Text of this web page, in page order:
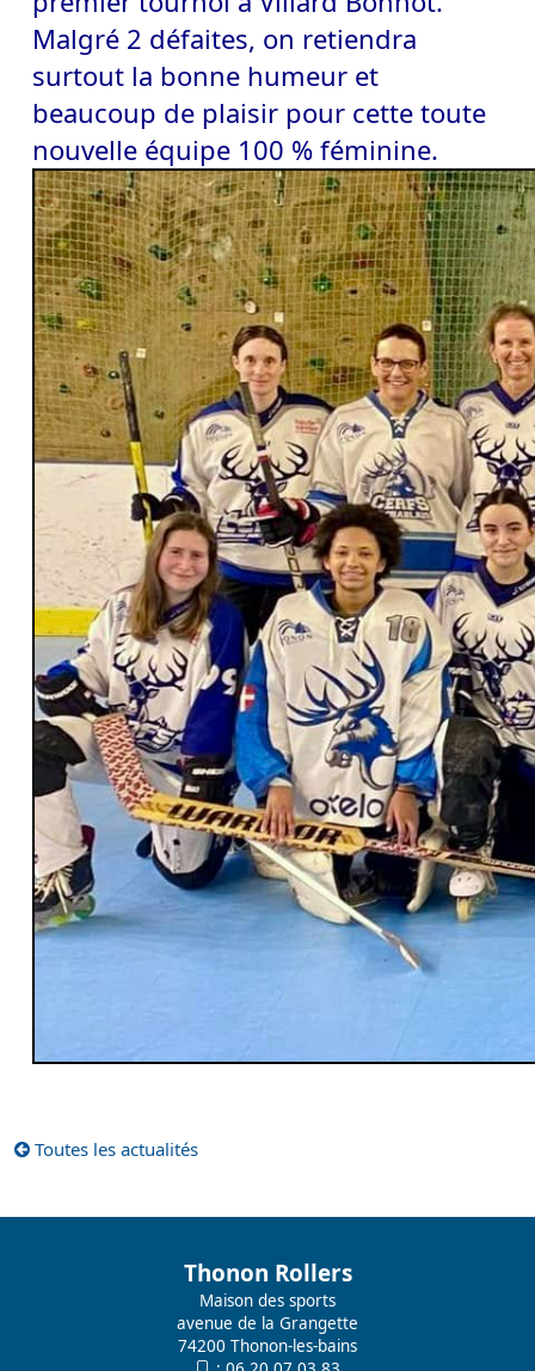
Malgré 2 défaites, on retiendra
surtout la bonne humeur et
beaucoup de plaisir pour cette toute
nouvelle équipe 100 % féminine.
Toutes les actualités
Thonon Rollers
Maison des sports
avenue de la Grangette
74200 Thonon-les-bains